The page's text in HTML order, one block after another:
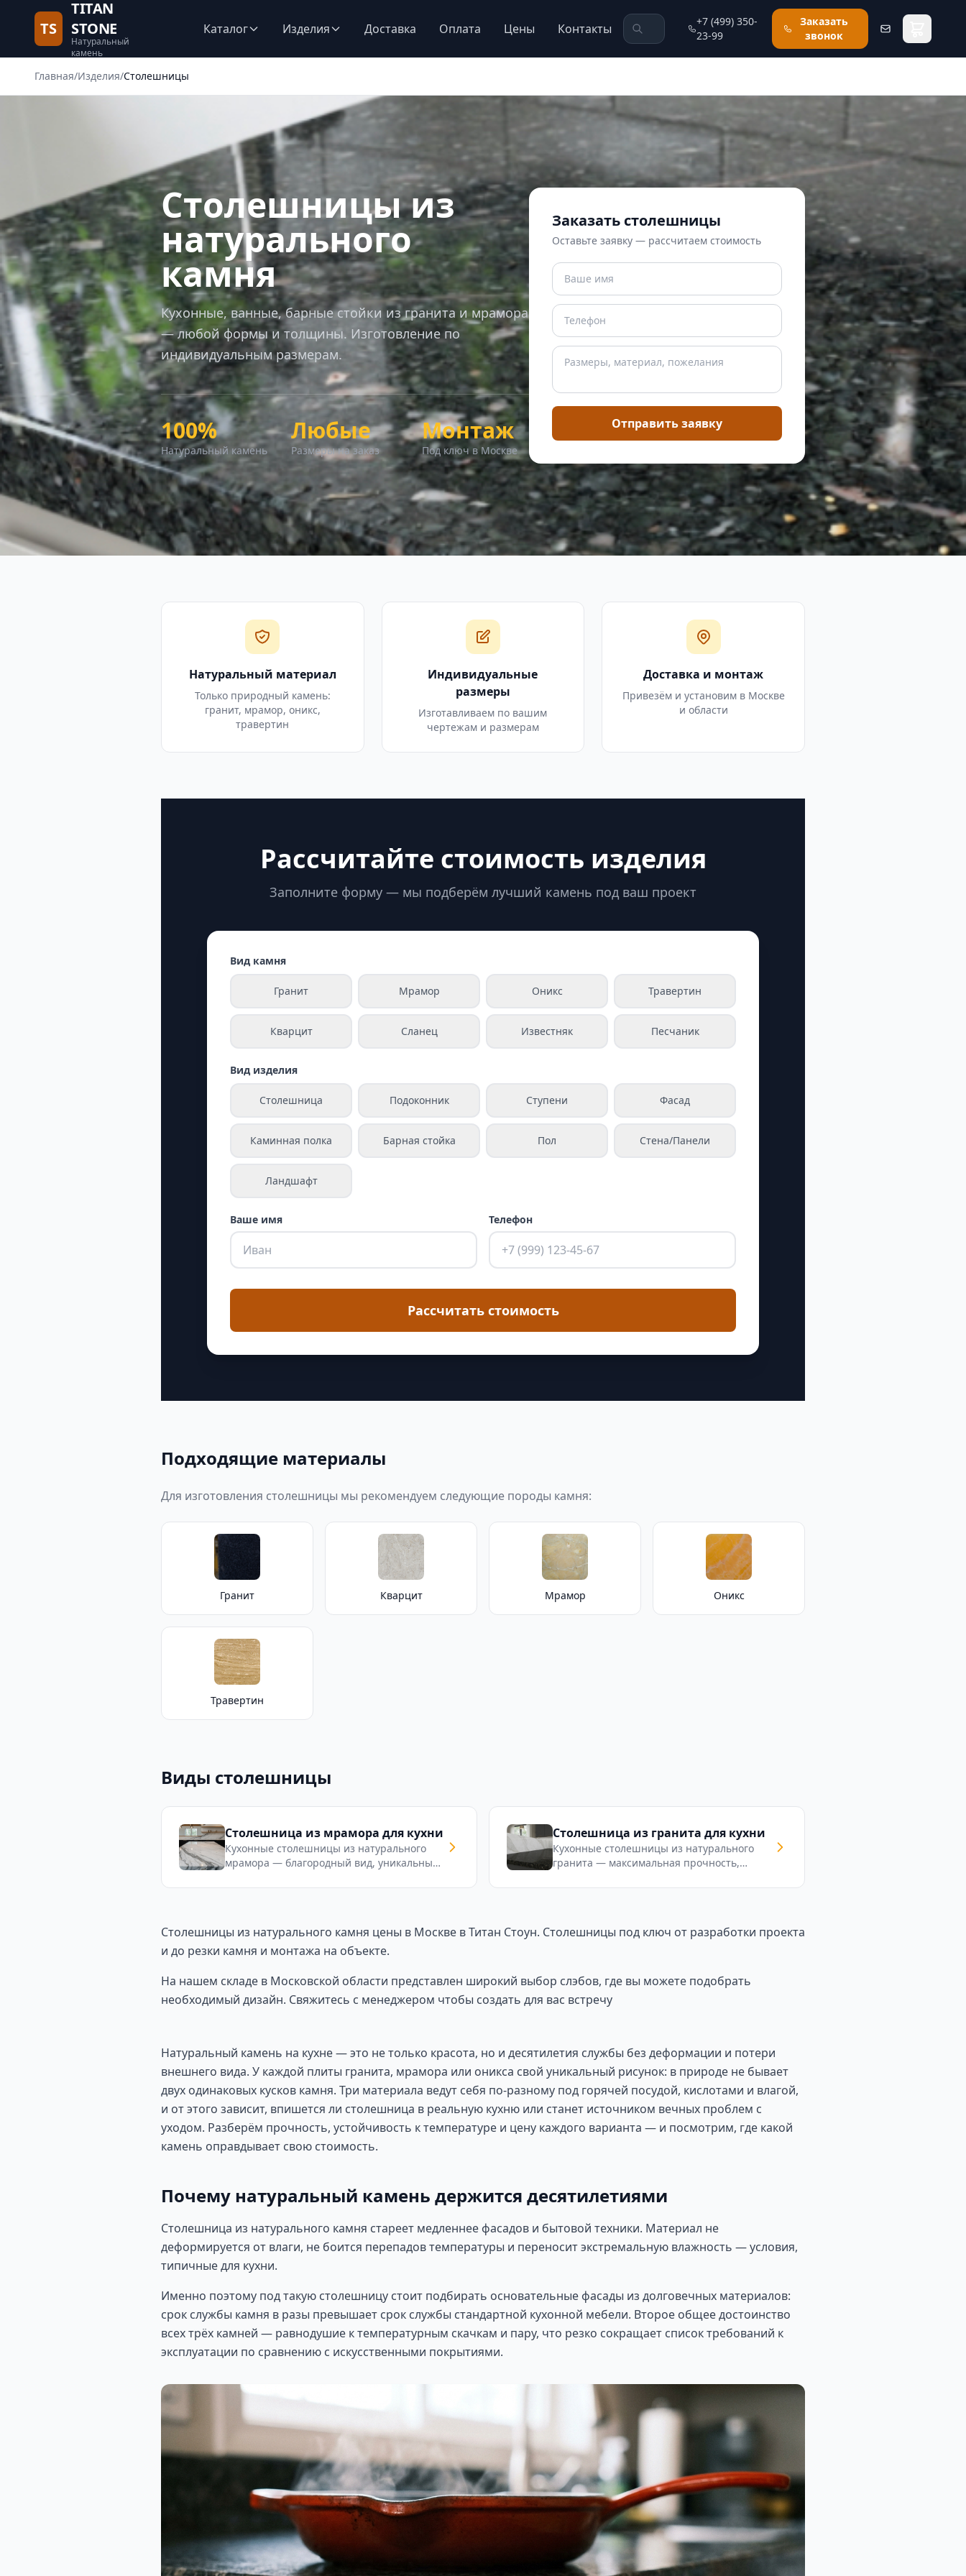
TS
TITAN
STONE
Натуральный
камень
Каталог Изделия Доставка Оплата Цены Контакты
+7 (499) 350-
23-99
Заказать
звонок
Главная/Изделия/Столешницы
Столешницы из
натурального
камня
Кухонные, ванные, барные стойки из гранита и мрамора
— любой формы и толщины. Изготовление по
индивидуальным размерам.
100%
Натуральный камень
Любые
Размеры на заказ
Монтаж
Под ключ в Москве
Заказать столешницы
Оставьте заявку — рассчитаем стоимость
Отправить заявку
Натуральный материал
Только природный камень:
гранит, мрамор, оникс,
травертин
Индивидуальные
размеры
Изготавливаем по вашим
чертежам и размерам
Доставка и монтаж
Привезём и установим в Москве
и области
Рассчитайте стоимость изделия
Заполните форму — мы подберём лучший камень под ваш проект
Вид камня
Гранит Мрамор Оникс Травертин
Кварцит Сланец Известняк Песчаник
Вид изделия
Столешница Подоконник Ступени Фасад
Каминная полка Барная стойка Пол Стена/Панели
Ландшафт
Ваше имя Телефон
Рассчитать стоимость
Подходящие материалы
Для изготовления столешницы мы рекомендуем следующие породы камня:
Гранит Кварцит Мрамор Оникс
Травертин
Виды столешницы
Столешница из мрамора для кухни
Кухонные столешницы из натурального
мрамора — благородный вид, уникальный
изготовление по размерам.
Столешница из гранита для кухни
Кухонные столешницы из натурального
гранита — максимальная прочность,
температурам и влаге. Изготовление на
Столешницы из натурального камня цены в Москве в Титан Стоун. Столешницы под ключ от разработки проекта
и до резки камня и монтажа на объекте.
На нашем складе в Московской области представлен широкий выбор слэбов, где вы можете подобрать
необходимый дизайн. Свяжитесь с менеджером чтобы создать для вас встречу
Натуральный камень на кухне — это не только красота, но и десятилетия службы без деформации и потери
внешнего вида. У каждой плиты гранита, мрамора или оникса свой уникальный рисунок: в природе не бывает
двух одинаковых кусков камня. Три материала ведут себя по-разному под горячей посудой, кислотами и влагой,
и от этого зависит, впишется ли столешница в реальную кухню или станет источником вечных проблем с
уходом. Разберём прочность, устойчивость к температуре и цену каждого варианта — и посмотрим, где какой
камень оправдывает свою стоимость.
Почему натуральный камень держится десятилетиями
Столешница из натурального камня стареет медленнее фасадов и бытовой техники. Материал не
деформируется от влаги, не боится перепадов температуры и переносит экстремальную влажность — условия,
типичные для кухни.
Именно поэтому под такую столешницу стоит подбирать основательные фасады из долговечных материалов:
срок службы камня в разы превышает срок службы стандартной кухонной мебели. Второе общее достоинство
всех трёх камней — равнодушие к температурным скачкам и пару, что резко сокращает список требований к
эксплуатации по сравнению с искусственными покрытиями.